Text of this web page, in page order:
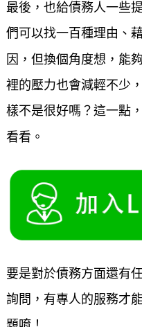
最後，也給債務人一些
們可以找一百種理由、
因，但換個角度想，能
裡的壓力也會減輕不少
樣不是很好嗎？這一點
看看。
要是對於債務方面還有
詢問，有專人的服務才